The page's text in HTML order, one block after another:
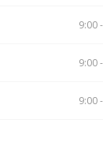
9:00
9:00
9:00